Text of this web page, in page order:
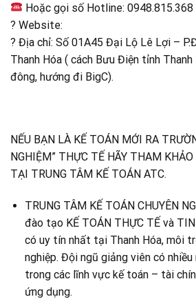
Hoặc gọi số Hotline:
? Website:
? Địa chỉ: Số 01A45 Đại Lộ Lê Lợi –
Thanh Hóa ( cách Bưu Điện tỉnh
đông, hướng đi BigC).
NẾU BẠN LÀ KẾ TOÁN MỚI RA
NGHIỆM” THỰC TẾ HÃY THAM KHẢO
TẠI TRUNG TÂM KẾ TOÁN ATC.
TRUNG TÂM KẾ TOÁN CHUYÊN
đào tạo KẾ TOÁN THỰC TẾ và TIN
có uy tín nhất tại Thanh Hóa, môi
nghiệp. Đội ngũ giảng viên có nhiều
trong các lĩnh vực kế toán – tài
ứng dụng.